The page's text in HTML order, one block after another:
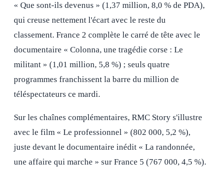
« Que sont-ils devenus » (1,37 million, 8,0 % de PDA),
qui creuse nettement l'écart avec le reste du
classement. France 2 complète le carré de tête avec le
documentaire « Colonna, une tragédie corse : Le
militant » (1,01 million, 5,8 %) ; seuls quatre
programmes franchissent la barre du million de
téléspectateurs ce mardi.
Sur les chaînes complémentaires, RMC Story s'illustre
avec le film « Le professionnel » (802 000, 5,2 %),
juste devant le documentaire inédit « La randonnée,
une affaire qui marche » sur France 5 (767 000, 4,5 %).